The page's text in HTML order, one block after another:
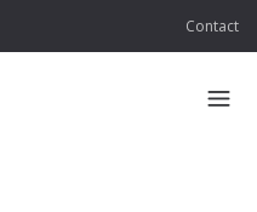
Contact